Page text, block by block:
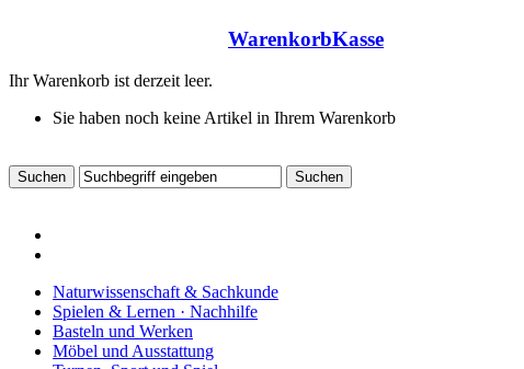
WarenkorbKasse
Ihr Warenkorb ist derzeit leer.
Sie haben noch keine Artikel in Ihrem Warenkorb
Naturwissenschaft & Sachkunde
Spielen & Lernen · Nachhilfe
Basteln und Werken
Möbel und Ausstattung